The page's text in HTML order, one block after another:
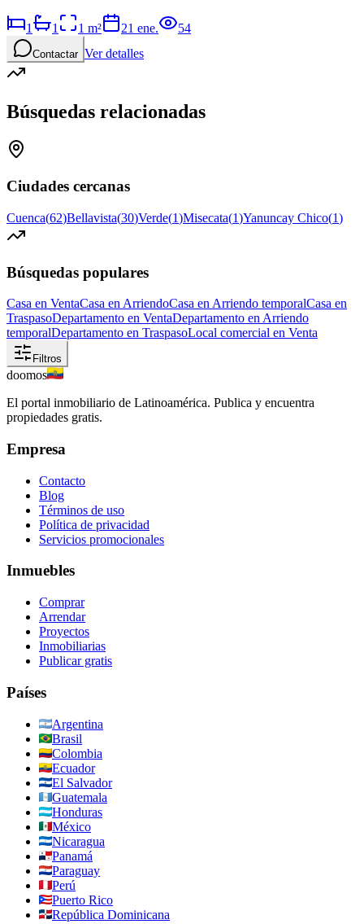
1 1 1 m² 21 ene. 54
Contactar Ver detalles
Búsquedas relacionadas
Ciudades cercanas
Cuenca(62)Bellavista(30)Verde(1)Misecata(1)Yanuncay Chico(1)
Búsquedas populares
Casa en VentaCasa en ArriendoCasa en Arriendo temporalCasa en
TraspasoDepartamento en VentaDepartamento en Arriendo
temporalDepartamento en TraspasoLocal comercial en Venta
Filtros
doomos
El portal inmobiliario de Latinoamérica. Publica y encuentra
propiedades gratis.
Empresa
Contacto
Blog
Términos de uso
Política de privacidad
Servicios promocionales
Inmuebles
Comprar
Arrendar
Proyectos
Inmobiliarias
Publicar gratis
Países
Argentina
Brasil
Colombia
Ecuador
El Salvador
Guatemala
Honduras
México
Nicaragua
Panamá
Paraguay
Perú
Puerto Rico
República Dominicana